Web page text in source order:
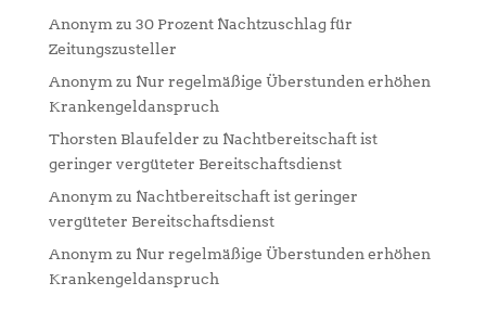
Anonym zu 30 Prozent Nachtzuschlag für
Zeitungszusteller
Anonym zu Nur regelmäßige Überstunden erhöhen
Krankengeldanspruch
Thorsten Blaufelder zu Nachtbereitschaft ist
geringer vergüteter Bereitschaftsdienst
Anonym zu Nachtbereitschaft ist geringer
vergüteter Bereitschaftsdienst
Anonym zu Nur regelmäßige Überstunden erhöhen
Krankengeldanspruch